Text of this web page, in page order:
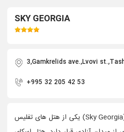
SKY GEORGIA
3,Gamkrelids ave.,Lvovi
+995 32 205 42 53
هتل 4 ستاره اسکای جورجیا (Sky Georgia) یکی از هتل های تفلیس